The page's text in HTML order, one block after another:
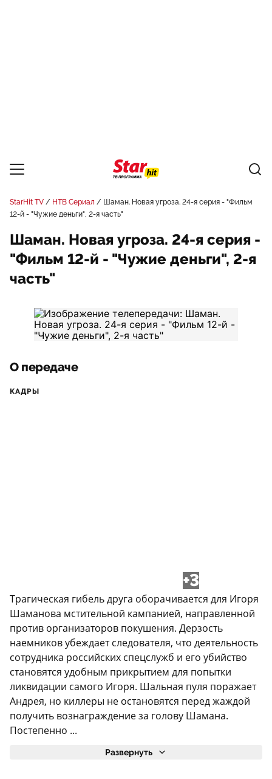
StarHit TV НТВ Сериал
Шаман. Новая угроза. 24-я серия - "Фильм
12-й - "Чужие деньги", 2-я часть"
Шаман. Новая угроза. 24-я серия -
"Фильм 12-й - "Чужие деньги", 2-я
часть"
О передаче
КАДРЫ
+3
Трагическая гибель друга оборачивается для Игоря
Шаманова мстительной кампанией, направленной
против организаторов покушения. Дерзость
наемников убеждает следователя, что деятельность
сотрудника российских спецслужб и его убийство
становятся удобным прикрытием для попытки
ликвидации самого Игоря. Шальная пуля поражает
Андрея, но киллеры не остановятся перед жаждой
получить вознаграждение за голову Шамана.
Постепенно ...
Развернуть